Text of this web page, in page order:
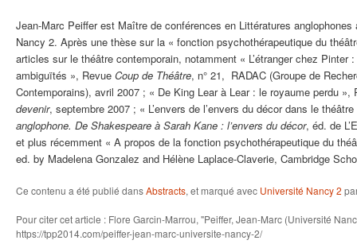
Jean-Marc Peiffer est Maître de conférences en Littératures anglophones
Nancy 2. Après une thèse sur la « fonction psychothérapeutique du
articles sur le théâtre contemporain, notamment « L’étranger chez
ambiguïtés », Revue Coup de Théâtre, n° 21, RADAC (Groupe de
Contemporains), avril 2007 ; « De King Lear à Lear : le royaume perdu »,
devenir, septembre 2007 ; « L’envers de l’envers du décor dans le
anglophone. De Shakespeare à Sarah Kane : l’envers du décor, éd. de
et plus récemment « A propos de la fonction psychothérapeutique du
ed. by Madelena Gonzalez and Hélène Laplace-Claverie, Cambridge
Ce contenu a été publié dansAbstracts, et marqué avec Université Nancy 2
Pour citer cet article : Flore Garcin-Marrou, "Peiffer, Jean-Marc (Université
https://tpp2014.com/peiffer-jean-marc-universite-nancy-2/